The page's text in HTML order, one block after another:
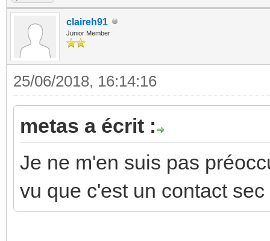
claireh91
Junior Member
25/06/2018, 16:14:16
metas a écrit :
Je ne m'en suis pas
vu que c'est un contact